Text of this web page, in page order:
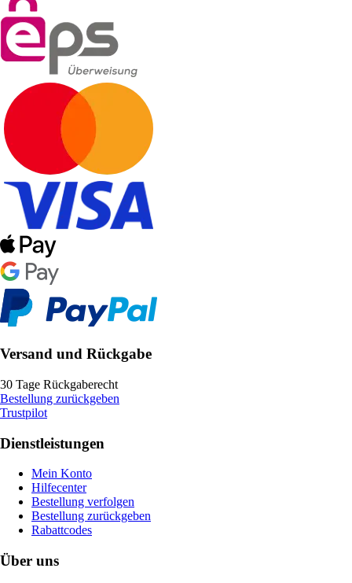
Versand und Rückgabe
30 Tage Rückgaberecht
Bestellung zurückgeben
Trustpilot
Dienstleistungen
Mein Konto
Hilfecenter
Bestellung verfolgen
Bestellung zurückgeben
Rabattcodes
Über uns